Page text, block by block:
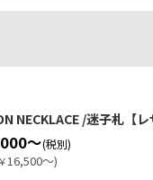
NECKLACE /迷子札【レ
～(税別)
￥16,500～)